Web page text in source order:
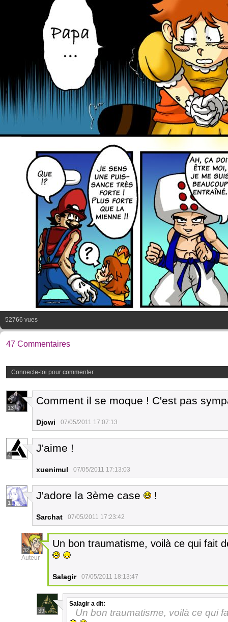
52766 vues
47 Commentaires
Connecte-toi pour commenter
13
Comment il se moque ! C'est pas
Djowi 07/05/2011 17:07:13
4
J'aime !
xuenimul 07/05/2011 17:13:03
1
J'adore la 3ème case !
Sarchat 07/05/2011 17:23:42
32
Auteur
Un bon traumatisme, voilà ce qui fait
Salagir 07/05/2011 18:13:47
39
Salagir a dit:
Un bon traumatisme, voilà ce qui